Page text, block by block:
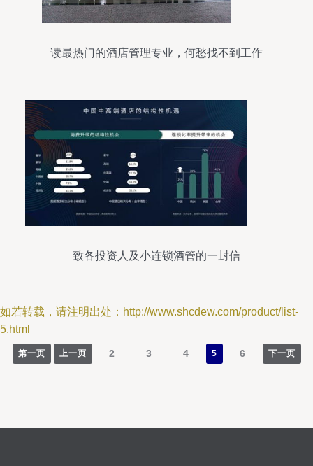
读最热门的酒店管理专业，何愁找不到工作
致各投资人及小连锁酒管的一封信
如若转载，请注明出处：http://www.shcdew.com/product/list-
5.html
第一页 上一页 2 3 4 5 6 下一页